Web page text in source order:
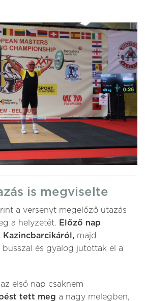
is megviselte
a versenyt megelőző utazás
a helyzetét. Előző nap
Kazincbarcikáról, majd
és gyalog jutottak el a
első nap csaknem
tett meg a nagy melegben,